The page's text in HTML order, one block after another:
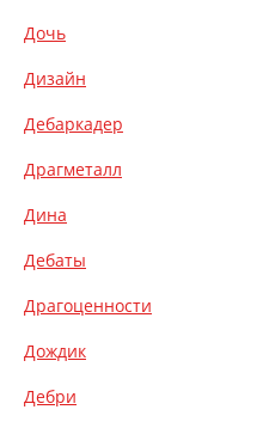
Дочь
Дизайн
Дебаркадер
Драгметалл
Дина
Дебаты
Драгоценности
Дождик
Дебри